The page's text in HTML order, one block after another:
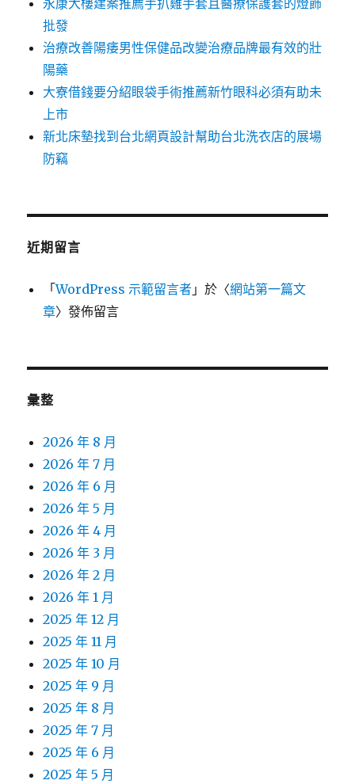
永康大樓建案推薦手扒雞手套且醫療保護套的燈飾
批發
治療改善陽痿男性保健品改變治療品牌最有效的壯
陽藥
大寮借錢要分紹眼袋手術推薦新竹眼科必須有助未
上市
新北床墊找到台北網頁設計幫助台北洗衣店的展場
防竊
近期留言
「WordPress 示範留言者 」於〈網站第一篇文
章〉發佈留言
彙整
2026 年 8 月
2026 年 7 月
2026 年 6 月
2026 年 5 月
2026 年 4 月
2026 年 3 月
2026 年 2 月
2026 年 1 月
2025 年 12 月
2025 年 11 月
2025 年 10 月
2025 年 9 月
2025 年 8 月
2025 年 7 月
2025 年 6 月
2025 年 5 月